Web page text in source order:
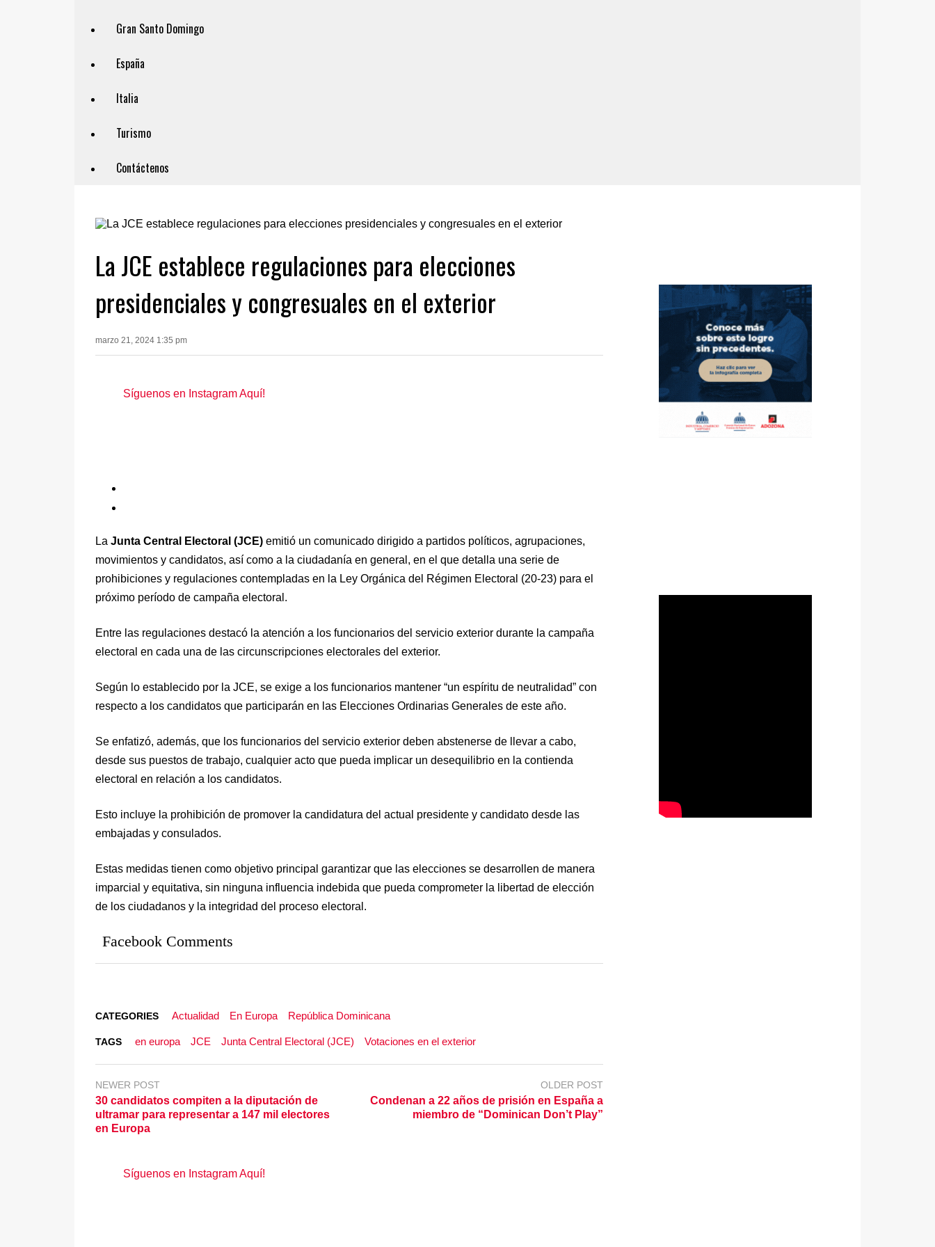
Gran Santo Domingo
España
Italia
Turismo
Contáctenos
La JCE establece regulaciones para elecciones
presidenciales y congresuales en el exterior
marzo 21, 2024 1:35 pm
Síguenos en Instagram Aquí!
La Junta Central Electoral (JCE) emitió un comunicado dirigido a partidos políticos, agrupaciones,
movimientos y candidatos, así como a la ciudadanía en general, en el que detalla una serie de
prohibiciones y regulaciones contempladas en la Ley Orgánica del Régimen Electoral (20-23) para el
próximo período de campaña electoral.
Entre las regulaciones destacó la atención a los funcionarios del servicio exterior durante la campaña
electoral en cada una de las circunscripciones electorales del exterior.
Según lo establecido por la JCE, se exige a los funcionarios mantener “un espíritu de neutralidad” con
respecto a los candidatos que participarán en las Elecciones Ordinarias Generales de este año.
Se enfatizó, además, que los funcionarios del servicio exterior deben abstenerse de llevar a cabo,
desde sus puestos de trabajo, cualquier acto que pueda implicar un desequilibrio en la contienda
electoral en relación a los candidatos.
Esto incluye la prohibición de promover la candidatura del actual presidente y candidato desde las
embajadas y consulados.
Estas medidas tienen como objetivo principal garantizar que las elecciones se desarrollen de manera
imparcial y equitativa, sin ninguna influencia indebida que pueda comprometer la libertad de elección
de los ciudadanos y la integridad del proceso electoral.
Facebook Comments
CATEGORIES Actualidad En Europa República Dominicana
TAGS en europa JCE Junta Central Electoral (JCE) Votaciones en el exterior
NEWER POST
30 candidatos compiten a la diputación de
ultramar para representar a 147 mil electores
en Europa
OLDER POST
Condenan a 22 años de prisión en España a
miembro de “Dominican Don’t Play”
Síguenos en Instagram Aquí!